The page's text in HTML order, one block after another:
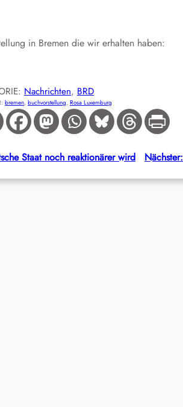
in Bremen die wir erhalten haben:
Nachrichten, BRD
bremen, buchvorstellung, Rosa Luxemburg
Staat noch reaktionärer wird Nächster: